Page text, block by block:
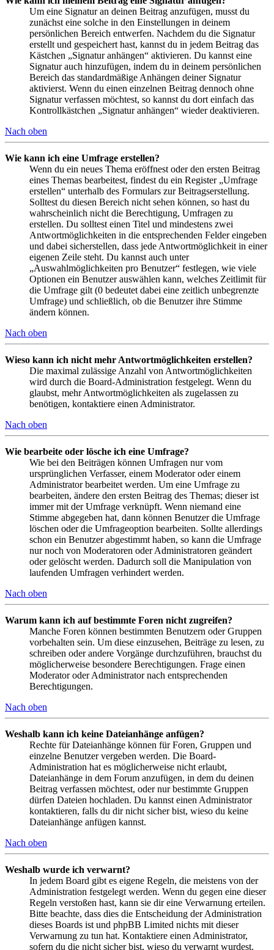
Um eine Signatur an deinen Beitrag anzufügen, musst du
zunächst eine solche in den Einstellungen in deinem
persönlichen Bereich entwerfen. Nachdem du die Signatur
erstellt und gespeichert hast, kannst du in jedem Beitrag das
Kästchen „Signatur anhängen“ aktivieren. Du kannst eine
Signatur auch hinzufügen, indem du in deinem persönlichen
Bereich das standardmäßige Anhängen deiner Signatur
aktivierst. Wenn du einen einzelnen Beitrag dennoch ohne
Signatur verfassen möchtest, so kannst du dort einfach das
Kontrollkästchen „Signatur anhängen“ wieder deaktivieren.
Nach oben
Wie kann ich eine Umfrage erstellen?
Wenn du ein neues Thema eröffnest oder den ersten Beitrag
eines Themas bearbeitest, findest du ein Register „Umfrage
erstellen“ unterhalb des Formulars zur Beitragserstellung.
Solltest du diesen Bereich nicht sehen können, so hast du
wahrscheinlich nicht die Berechtigung, Umfragen zu
erstellen. Du solltest einen Titel und mindestens zwei
Antwortmöglichkeiten in die entsprechenden Felder eingeben
und dabei sicherstellen, dass jede Antwortmöglichkeit in einer
eigenen Zeile steht. Du kannst auch unter
„Auswahlmöglichkeiten pro Benutzer“ festlegen, wie viele
Optionen ein Benutzer auswählen kann, welches Zeitlimit für
die Umfrage gilt (0 bedeutet dabei eine zeitlich unbegrenzte
Umfrage) und schließlich, ob die Benutzer ihre Stimme
ändern können.
Nach oben
Wieso kann ich nicht mehr Antwortmöglichkeiten erstellen?
Die maximal zulässige Anzahl von Antwortmöglichkeiten
wird durch die Board-Administration festgelegt. Wenn du
glaubst, mehr Antwortmöglichkeiten als zugelassen zu
benötigen, kontaktiere einen Administrator.
Nach oben
Wie bearbeite oder lösche ich eine Umfrage?
Wie bei den Beiträgen können Umfragen nur vom
ursprünglichen Verfasser, einem Moderator oder einem
Administrator bearbeitet werden. Um eine Umfrage zu
bearbeiten, ändere den ersten Beitrag des Themas; dieser ist
immer mit der Umfrage verknüpft. Wenn niemand eine
Stimme abgegeben hat, dann können Benutzer die Umfrage
löschen oder die Umfrageoption bearbeiten. Sollte allerdings
schon ein Benutzer abgestimmt haben, so kann die Umfrage
nur noch von Moderatoren oder Administratoren geändert
oder gelöscht werden. Dadurch soll die Manipulation von
laufenden Umfragen verhindert werden.
Nach oben
Warum kann ich auf bestimmte Foren nicht zugreifen?
Manche Foren können bestimmten Benutzern oder Gruppen
vorbehalten sein. Um diese einzusehen, Beiträge zu lesen, zu
schreiben oder andere Vorgänge durchzuführen, brauchst du
möglicherweise besondere Berechtigungen. Frage einen
Moderator oder Administrator nach entsprechenden
Berechtigungen.
Nach oben
Weshalb kann ich keine Dateianhänge anfügen?
Rechte für Dateianhänge können für Foren, Gruppen und
einzelne Benutzer vergeben werden. Die Board-
Administration hat es möglicherweise nicht erlaubt,
Dateianhänge in dem Forum anzufügen, in dem du deinen
Beitrag verfassen möchtest, oder nur bestimmte Gruppen
dürfen Dateien hochladen. Du kannst einen Administrator
kontaktieren, falls du dir nicht sicher bist, wieso du keine
Dateianhänge anfügen kannst.
Nach oben
Weshalb wurde ich verwarnt?
In jedem Board gibt es eigene Regeln, die meistens von der
Administration festgelegt werden. Wenn du gegen eine dieser
Regeln verstoßen hast, kann sie dir eine Verwarnung erteilen.
Bitte beachte, dass dies die Entscheidung der Administration
dieses Boards ist und phpBB Limited nichts mit dieser
Verwarnung zu tun hat. Kontaktiere einen Administrator,
sofern du die nicht sicher bist, wieso du verwarnt wurdest.